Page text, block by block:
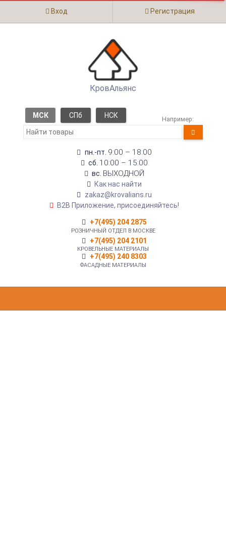
Вход Регистрация
КровАльянс
МСК СПб НСК Например:
пн.-пт. 9:00 – 18:00
сб. 10:00 – 15:00
вс. ВЫХОДНОЙ
Как нас найти
zakaz@krovalians.ru
B2B Приложение, присоединяйтесь!
+7(495) 204 2875
РОЗНИЧНЫЙ ОТДЕЛ В МОСКВЕ
+7(495) 204 2101
КРОВЕЛЬНЫЕ МАТЕРИАЛЫ
+7(495) 240 8303
ФАСАДНЫЕ МАТЕРИАЛЫ